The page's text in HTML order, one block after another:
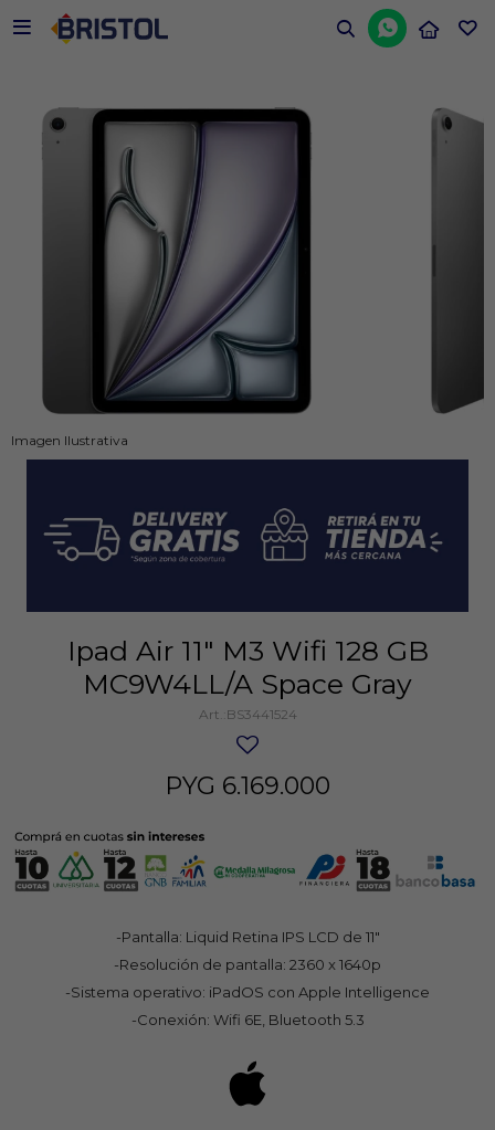


Imagen Ilustrativa
Ipad Air 11" M3 Wifi 128 GB
MC9W4LL/A Space Gray
BS3441524
PYG 6.169.000
-Pantalla: Liquid Retina IPS LCD de 11"
-Resolución de pantalla: 2360 x 1640p
-Sistema operativo: iPadOS con Apple Intelligence
-Conexión: Wifi 6E, Bluetooth 5.3